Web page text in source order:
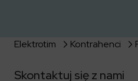
Portfolio
Certyfikaty
Infrastruktura
Kariera
Dowiedz się więcej
Elektrotim Kontrahenci
Skontaktuj się z nami